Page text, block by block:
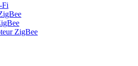
Fi
ZigBee